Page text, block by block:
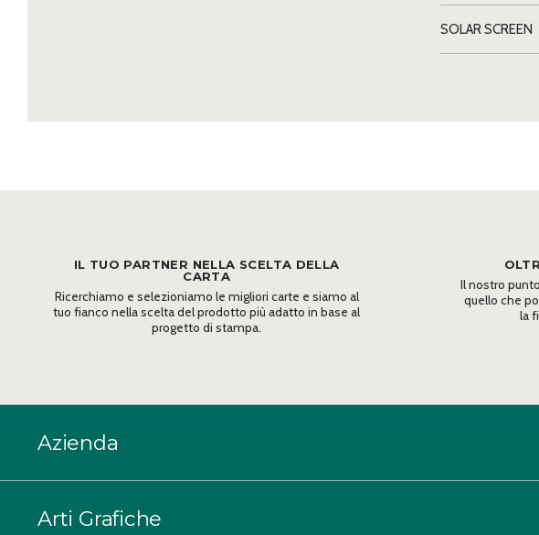
SOLAR SCREEN
IL TUO PARTNER NELLA SCELTA DELLA
CARTA
Ricerchiamo e selezioniamo le migliori carte e siamo al
tuo fianco nella scelta del prodotto più adatto in base al
progetto di stampa.
Il nostro
quello che
la
Azienda
Arti Grafiche